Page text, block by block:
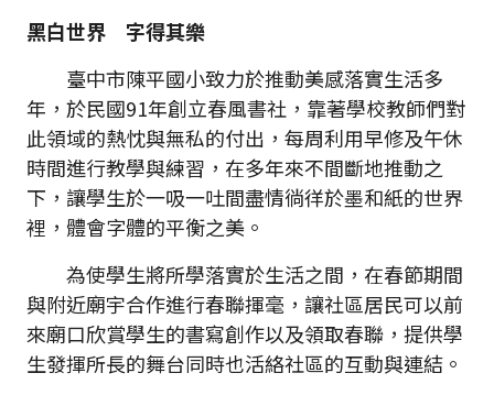
黑白世界 字得其樂
臺中市陳平國小致力於推動美感落實生活多
年，於民國91年創立春風書社，靠著學校教師們對
此領域的熱忱與無私的付出，每周利用早修及午休
時間進行教學與練習，在多年來不間斷地推動之
下，讓學生於一吸一吐間盡情徜徉於墨和紙的世界
裡，體會字體的平衡之美。
為使學生將所學落實於生活之間，在春節期間
與附近廟宇合作進行春聯揮毫，讓社區居民可以前
來廟口欣賞學生的書寫創作以及領取春聯，提供學
生發揮所長的舞台同時也活絡社區的互動與連結。